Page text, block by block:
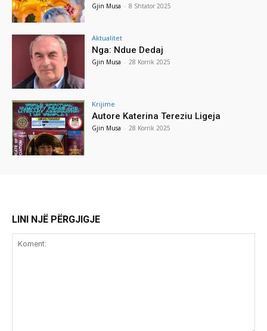
Gjin Musa - 8 Shtator 2025
Aktualitet
Nga: Ndue Dedaj
Gjin Musa - 28 Korrik 2025
Krijime
Autore Katerina Tereziu Ligeja
Gjin Musa - 28 Korrik 2025
LINI NJË PËRGJIGJE